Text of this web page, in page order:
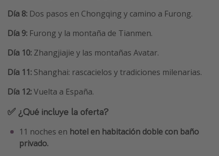
Día 8: Dos pasos en Chongqing y camino a Furong.
Día 9: Furong y la montaña de Tianmen.
Día 10: Zhangjiajie y las montañas Avatar.
Día 11: Shanghai: rascacielos y tradiciones milenarias.
Día 12:Vuelta a España.
✅ ¿Qué incluye la oferta?
11 noches en hotel en habitación doble con baño
privado.